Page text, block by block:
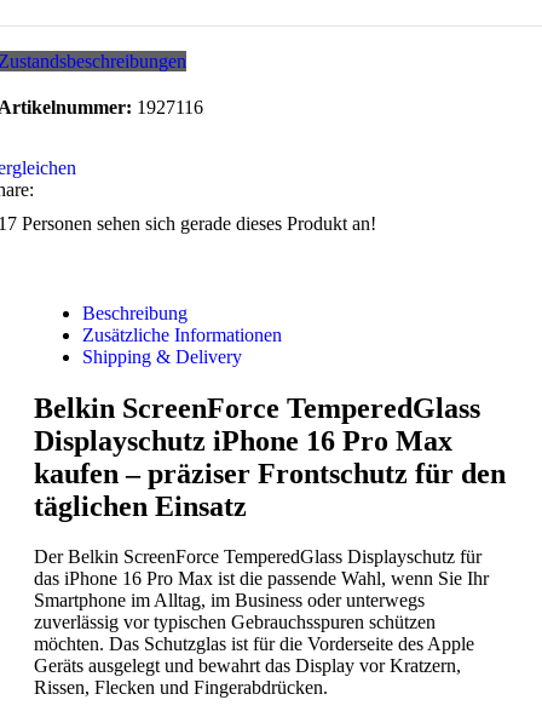
1927116
Personen sehen sich gerade dieses Produkt an!
Beschreibung
Zusätzliche Informationen
Shipping & Delivery
Belkin ScreenForce TemperedGlass
Displayschutz iPhone 16 Pro Max
kaufen – präziser Frontschutz für den
täglichen Einsatz
Der Belkin ScreenForce TemperedGlass Displayschutz für
das iPhone 16 Pro Max ist die passende Wahl, wenn Sie Ihr
Smartphone im Alltag, im Business oder unterwegs
zuverlässig vor typischen Gebrauchsspuren schützen
möchten. Das Schutzglas ist für die Vorderseite des Apple
Geräts ausgelegt und bewahrt das Display vor Kratzern,
Rissen, Flecken und Fingerabdrücken.